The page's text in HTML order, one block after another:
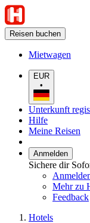
Reisen buchen
Mietwagen
EUR
•
Unterkunft
Hilfe
Meine Reisen
Anmelden
Sichere dir
Mehr zu
Feedback
Hotels